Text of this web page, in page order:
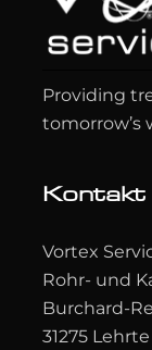
Providing
tomorrow’s
Kontakt
Vortex
Rohr- und
Burchard-
31275 Lehrte